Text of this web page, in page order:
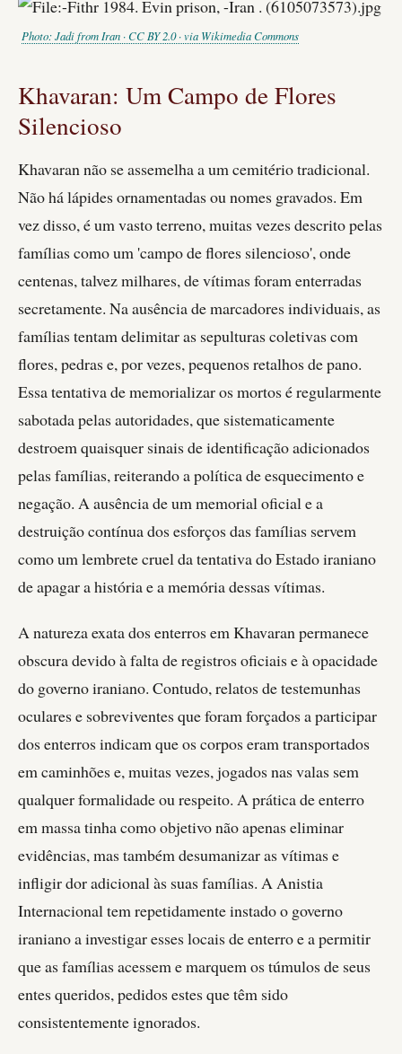
Photo: Jadi from Iran · CC BY 2.0 · via Wikimedia Commons
Khavaran: Um Campo de Flores
Silencioso
Khavaran não se assemelha a um cemitério tradicional.
Não há lápides ornamentadas ou nomes gravados. Em
vez disso, é um vasto terreno, muitas vezes descrito pelas
famílias como um 'campo de flores silencioso', onde
centenas, talvez milhares, de vítimas foram enterradas
secretamente. Na ausência de marcadores individuais, as
famílias tentam delimitar as sepulturas coletivas com
flores, pedras e, por vezes, pequenos retalhos de pano.
Essa tentativa de memorializar os mortos é regularmente
sabotada pelas autoridades, que sistematicamente
destroem quaisquer sinais de identificação adicionados
pelas famílias, reiterando a política de esquecimento e
negação. A ausência de um memorial oficial e a
destruição contínua dos esforços das famílias servem
como um lembrete cruel da tentativa do Estado iraniano
de apagar a história e a memória dessas vítimas.
A natureza exata dos enterros em Khavaran permanece
obscura devido à falta de registros oficiais e à opacidade
do governo iraniano. Contudo, relatos de testemunhas
oculares e sobreviventes que foram forçados a participar
dos enterros indicam que os corpos eram transportados
em caminhões e, muitas vezes, jogados nas valas sem
qualquer formalidade ou respeito. A prática de enterro
em massa tinha como objetivo não apenas eliminar
evidências, mas também desumanizar as vítimas e
infligir dor adicional às suas famílias. A Anistia
Internacional tem repetidamente instado o governo
iraniano a investigar esses locais de enterro e a permitir
que as famílias acessem e marquem os túmulos de seus
entes queridos, pedidos estes que têm sido
consistentemente ignorados.